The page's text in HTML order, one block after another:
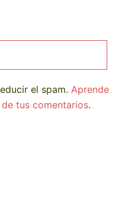
el spam. Aprende
tus comentarios.